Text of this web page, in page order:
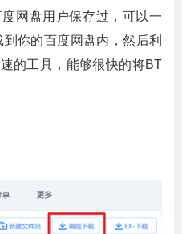
网盘用户保存过，可以一
你的百度网盘内，然后利
的工具，能够很快的将BT